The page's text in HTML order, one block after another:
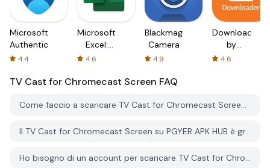
Microsoft
Authenticator
4.4
Microsoft
Excel:
Spreadsheets
4.6
Blackmagic
Camera
4.9
Downloader
by
AFTVnews
4.6
TV Cast for Chromecast Screen FAQ
Come faccio a scaricare TV Cast for Chromecast Screen da PGYER APK HUB?
Il TV Cast for Chromecast Screen su PGYER APK HUB è gratuito?
Ho bisogno di un account per scaricare TV Cast for Chromecast Screen da PGYER APK HUB?